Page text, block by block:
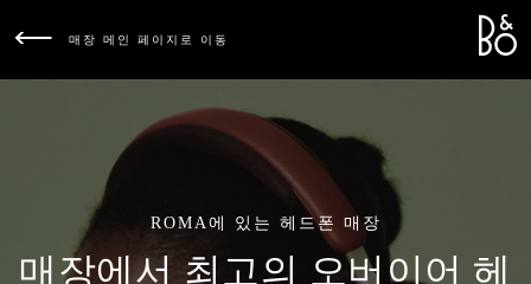
매장 메인 페이지로 이동
ROMA에 있는 헤드폰 매장
매장에서 최고의 오버이어 헤